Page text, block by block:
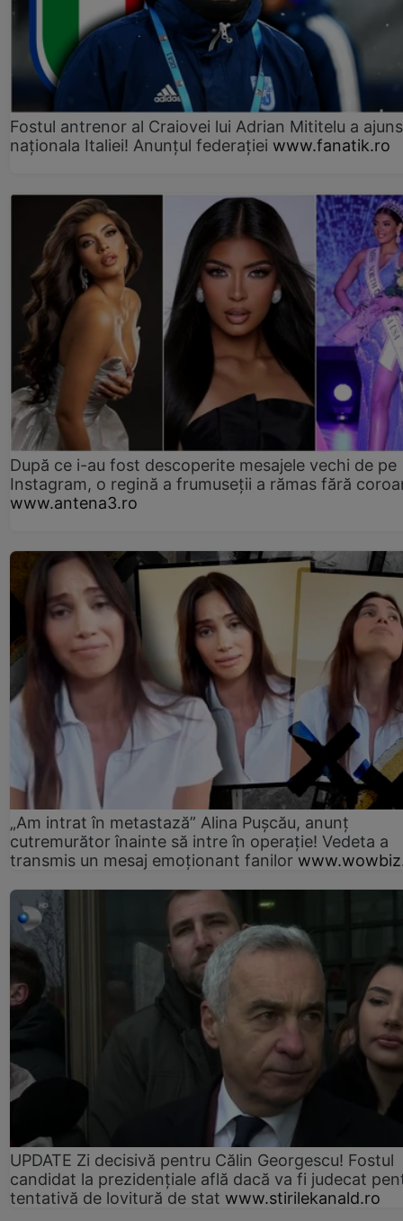
Fostul antrenor al Craiovei lui Adrian Mititelu a
naționala Italiei! Anunțul federației www.fanatik.ro
După ce i-au fost descoperite mesajele vechi de pe
Instagram, o regină a frumuseții a rămas fără
www.antena3.ro
„Am intrat în metastază” Alina Pușcău, anunț
cutremurător înainte să intre în operație! Vedeta a
transmis un mesaj emoționant fanilor
UPDATE Zi decisivă pentru Călin Georgescu! Fostul
candidat la prezidențiale află dacă va fi judecat
tentativă de lovitură de stat www.stirilekanald.ro